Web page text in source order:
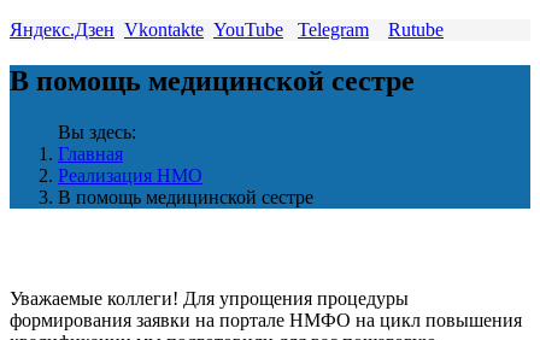
Яндекс.Дзен Vkontakte YouTube Telegram Rutube
В помощь медицинской сестре
Вы здесь:
Главная
Реализация НМО
В помощь медицинской сестре
Уважаемые коллеги! Для упрощения процедуры
формирования заявки на портале НМФО на цикл повышения